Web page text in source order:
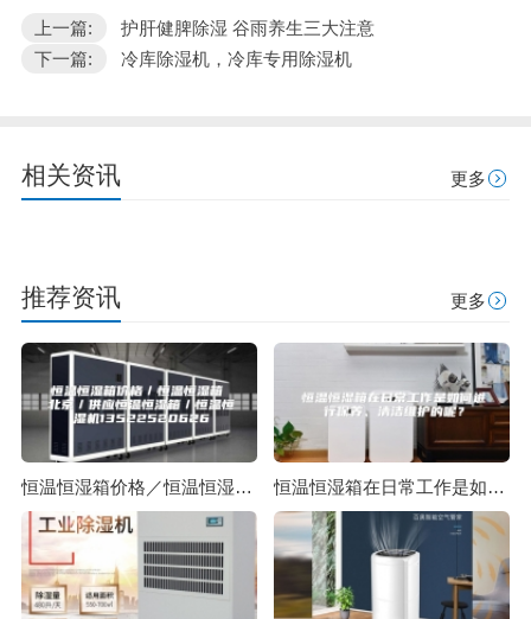
上一篇:
护肝健脾除湿 谷雨养生三大注意
下一篇:
冷库除湿机，冷库专用除湿机
相关资讯 更多
推荐资讯 更多
恒温恒湿箱价格／恒温恒湿箱 北京／供应恒温恒湿箱／恒温恒湿机13522520626 恒温恒湿箱在日常工作是如何进行保养、清洁维护的呢？